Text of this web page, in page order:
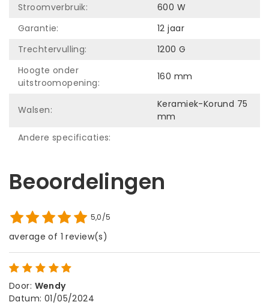
Stroomverbruik:
600 W
Garantie:
12 jaar
Trechtervulling:
1200 G
Hoogte onder
uitstroomopening:
160 mm
Walsen:
Keramiek-Korund 75
mm
Andere specificaties:
Beoordelingen
5,0/5
average of 1 review(s)
Door: Wendy
Datum: 01/05/2024